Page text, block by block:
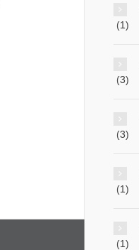
(1)
(3)
(3)
(1)
(1)